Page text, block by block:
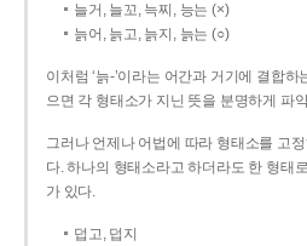
늘거, 늘꼬, 늑찌, 능는 (×)
늙어, 늙고, 늙지, 늙는 (○)
이처럼 ‘늙-­’이라는 어간과 거기에 결합
으면 각 형태소가 지닌 뜻을 분명하게 파
그러나 언제나 어법에 따라 형태소를 고
다. 하나의 형태소라고 하더라도 한 형태
가 있다.
덥고, 덥지